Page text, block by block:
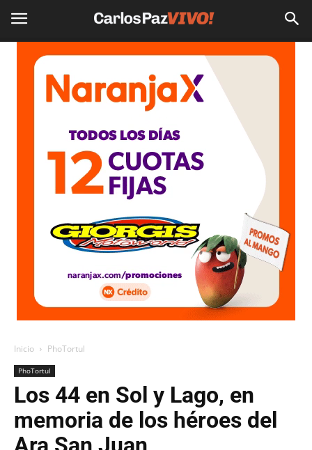
Inicio PhoTortul
PhoTortul
Los 44 en Sol y Lago, en
memoria de los héroes del